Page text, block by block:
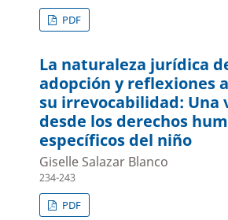
PDF
La naturaleza jurídica
adopción y reflexiones
su irrevocabilidad: Una
desde los derechos
específicos del niño
Giselle Salazar Blanco
234-243
PDF